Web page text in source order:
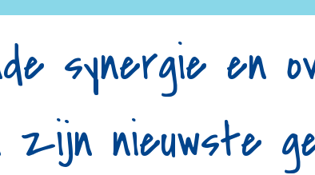
synergie en
zijn nieuwste